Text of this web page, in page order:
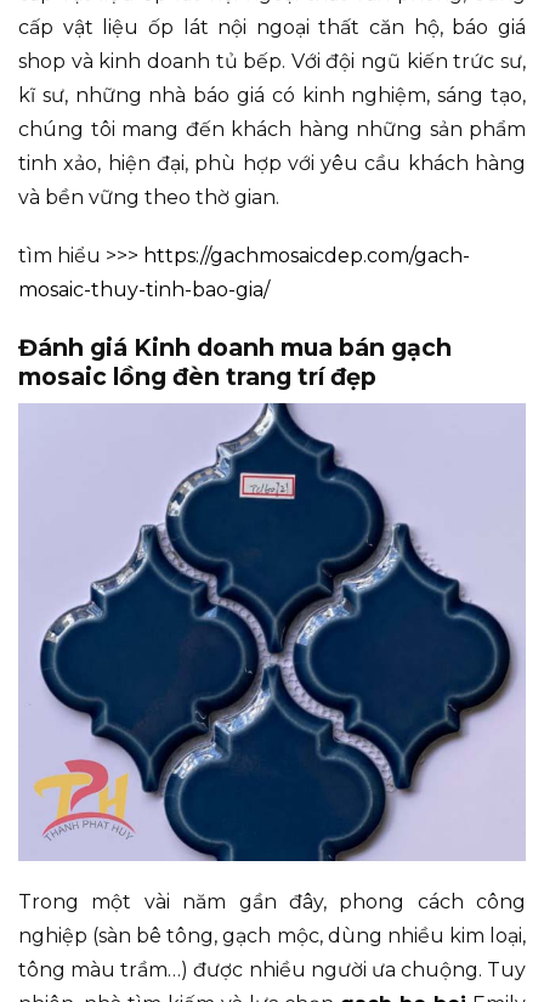
cấp vật liệu ốp lát nội ngoại thất căn hộ, báo giá
shop và kinh doanh tủ bếp. Với đội ngũ kiến trức sư,
kĩ sư, những nhà báo giá có kinh nghiệm, sáng tạo,
chúng tôi mang đến khách hàng những sản phẩm
tinh xảo, hiện đại, phù hợp với yêu cầu khách hàng
và bền vững theo thờ gian.
tìm hiểu >>> https://gachmosaicdep.com/gach-
mosaic-thuy-tinh-bao-gia/
Đánh giá Kinh doanh mua bán gạch
mosaic lồng đèn trang trí đẹp
Trong một vài năm gần đây, phong cách công
nghiệp (sàn bê tông, gạch mộc, dùng nhiều kim loại,
tông màu trầm…) được nhiều người ưa chuộng. Tuy